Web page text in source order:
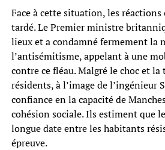
Face à cette situation, les
tardé. Le Premier ministre
lieux et a condamné fermement la
l’antisémitisme, appelant à une
contre ce fléau. Malgré le choc et la
résidents, à l’image de l’ingénieur
confiance en la capacité de
cohésion sociale. Ils estiment que
longue date entre les habitants
épreuve.